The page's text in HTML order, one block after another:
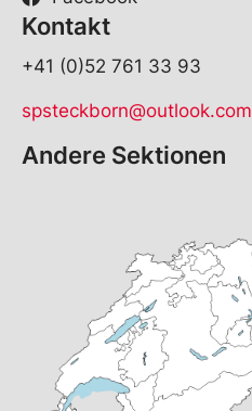
Kontakt
+41 (0)52 761 33 93
spsteckborn@outlook.com
Andere Sektionen